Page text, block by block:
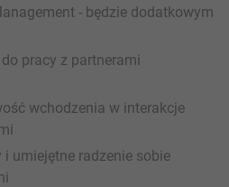
- będzie dodatkowym
pracy z partnerami
wchodzenia w interakcje
umiejętne radzenie sobie